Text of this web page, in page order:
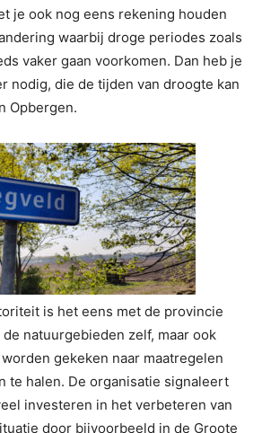
je ook nog eens rekening houden
waarbij droge periodes zoals
vaker gaan voorkomen. Dan heb je
nodig, die de tijden van droogte kan
Opbergen.
is het eens met de provincie
natuurgebieden zelf, maar ook
gekeken naar maatregelen
te halen. De organisatie signaleert
investeren in het verbeteren van
door bijvoorbeeld in de Groote